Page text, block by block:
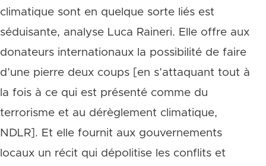
climatique sont en quelque sorte liés est
séduisante, analyse Luca Raineri. Elle offre aux
donateurs internationaux la possibilité de faire
d’une pierre deux coups [en s’attaquant tout à
la fois à ce qui est présenté comme du
terrorisme et au dérèglement climatique,
NDLR]. Et elle fournit aux gouvernements
locaux un récit qui dépolitise les conflits et